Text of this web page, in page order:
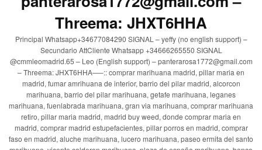
Threema: JHXT6HHA
Principal Whatsapp+34677084290 SIGNAL – yeffy (no english support) –
Secundario AttCliente Whatsapp +34666265550 SIGNAL
@cmmleomadrid.65 – Leo (English support) – panterarosa1772@gmail.com
– Threema: JHXT6HHA—–:: comprar marihuana madrid, pillar maria en
madrid, fumar amrihuana de interior, barrio del pilar madrid, alcorcon
marihuana, barrio del pilar marihuana, getafe marihuana, leganes
marihuana, fuenlabrada marihuana, gran via marihuana, comprar marihuana
retiro, pillar maria madrid, madrid buy weed, donde comprar maria en
madrid, comprar madrid estupefacientes, pillar porros en madrid, comprar
faso en madrid, aluche marihuana, lucero marihuana, paseo ermita del santo